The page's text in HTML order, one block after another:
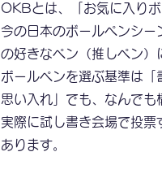
OKBとは、「お気に入りボ
今の日本のボールペンシ
の好きなペン（推しペン）
ボールペンを選ぶ基準は
思い入れ」でも、なんでも
実際に試し書き会場で投
あります。